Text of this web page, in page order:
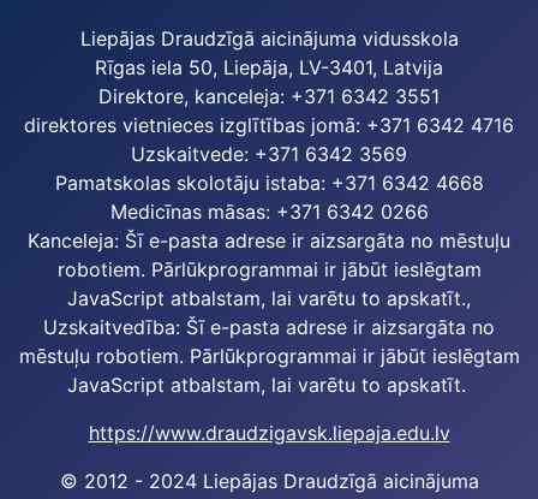
Liepājas Draudzīgā aicinājuma vidusskola
Rīgas iela 50, Liepāja, LV-3401, Latvija
Direktore, kanceleja: +371 6342 3551
direktores vietnieces izglītības jomā: +371 6342 4716
Uzskaitvede: +371 6342 3569
Pamatskolas skolotāju istaba: +371 6342 4668
Medicīnas māsas: +371 6342 0266
Kanceleja: Šī e-pasta adrese ir aizsargāta no mēstuļu
robotiem. Pārlūkprogrammai ir jābūt ieslēgtam
JavaScript atbalstam, lai varētu to apskatīt.,
Uzskaitvedība: Šī e-pasta adrese ir aizsargāta no
mēstuļu robotiem. Pārlūkprogrammai ir jābūt ieslēgtam
JavaScript atbalstam, lai varētu to apskatīt.
https://www.draudzigavsk.liepaja.edu.lv
© 2012 - 2024 Liepājas Draudzīgā aicinājuma